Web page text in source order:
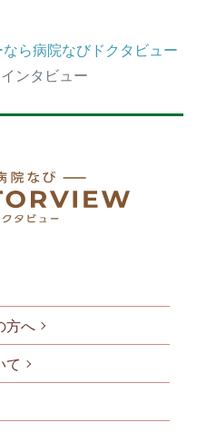
ら病院なびドクタビュー
ンタビュー
ッタメニ
方へ
て